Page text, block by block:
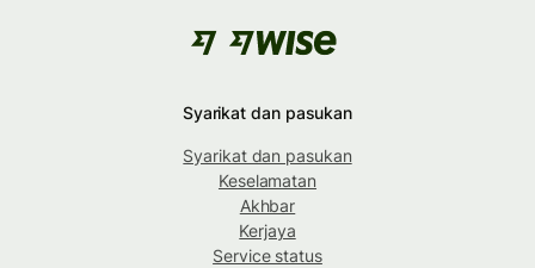
Syarikat dan pasukan
Syarikat dan pasukan
Keselamatan
Akhbar
Kerjaya
Service status